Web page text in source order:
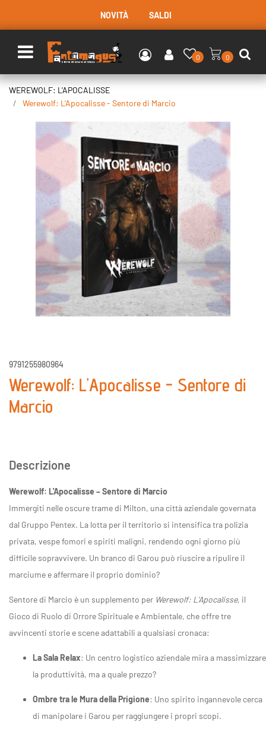
NOVITÀ SALDI
Open menu
0 0
WEREWOLF: L'APOCALISSE
Werewolf: L'Apocalisse - Sentore di Marcio
9791255980964
Werewolf: L'Apocalisse - Sentore di
Marcio
Descrizione
Werewolf: L'Apocalisse – Sentore di Marcio
Immergiti nelle oscure trame di Milton, una città aziendale governata
dal Gruppo Pentex. La lotta per il territorio si intensifica tra polizia
privata, vespe fomori e spiriti maligni, rendendo ogni giorno più
difficile sopravvivere. Un branco di Garou può riuscire a ripulire il
marciume e affermare il proprio dominio?
Sentore di Marcio è un supplemento per Werewolf: L’Apocalisse, il
Gioco di Ruolo di Orrore Spirituale e Ambientale, che offre tre
avvincenti storie e scene adattabili a qualsiasi cronaca:
La Sala Relax: Un centro logistico aziendale mira a massimizzare
la produttività, ma a quale prezzo?
Ombre tra le Mura della Prigione: Uno spirito ingannevole cerca
di manipolare i Garou per raggiungere i propri scopi.